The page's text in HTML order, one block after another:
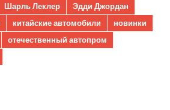
Шарль Леклер
Эдди Джордан
китайские автомобили
новинки
отечественный автопром